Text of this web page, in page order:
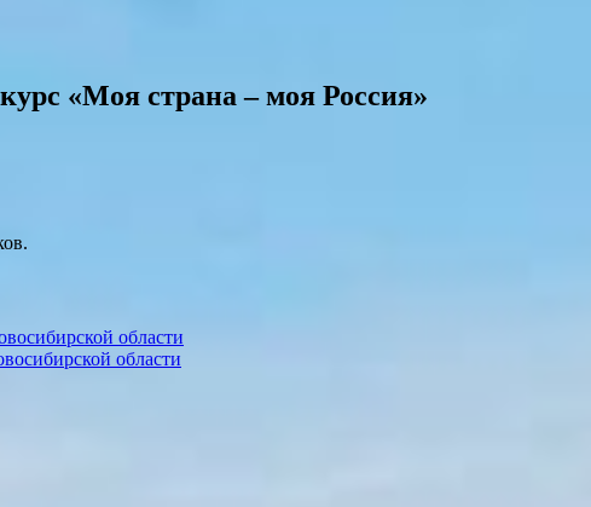
«Моя страна – моя Россия»
области
области